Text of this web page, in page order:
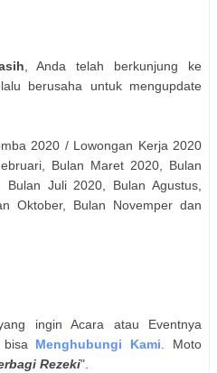
, Anda telah berkunjung ke
berusaha untuk mengupdate
2020 / Lowongan Kerja 2020
Bulan Maret 2020, Bulan
Juli 2020, Bulan Agustus,
Oktober, Bulan Novemper dan
ingin Acara atau Eventnya
Menghubungi Kami. Moto
Rezeki".